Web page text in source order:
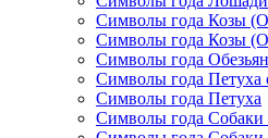
Символы года Козы
Символы года Козы
Символы года
Символы года Петуха
Символы года Петуха
Символы года